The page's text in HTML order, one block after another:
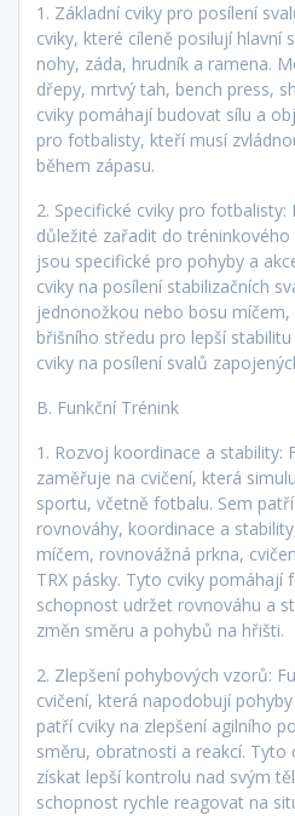
1. Základní cviky pro posílení
cviky, které cíleně posilují hlavní
nohy, záda, hrudník a ramena.
dřepy, mrtvý tah, bench press,
cviky pomáhají budovat sílu a
pro fotbalisty, kteří musí
během zápasu.
2. Specifické cviky pro
důležité zařadit do
jsou specifické pro pohyby a
cviky na posílení stabilizačních
jednonožkou nebo bosu míčem,
břišního středu pro lepší
cviky na posílení svalů
B. Funkční Trénink
1. Rozvoj koordinace a stability:
zaměřuje na cvičení, která
sportu, včetně fotbalu. Sem
rovnováhy, koordinace a
míčem, rovnovážná prkna,
TRX pásky. Tyto cviky
schopnost udržet rovnováhu a
změn směru a pohybů na hřišti.
2. Zlepšení pohybových vzorů:
cvičení, která napodobují
patří cviky na zlepšení agilního
směru, obratnosti a reakcí. Tyto
získat lepší kontrolu nad svým
schopnost rychle reagovat na